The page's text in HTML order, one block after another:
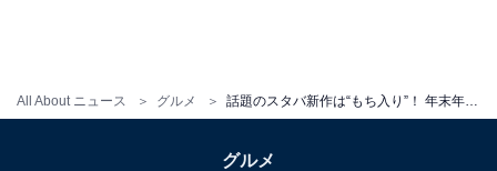
All About ニュース グルメ
のいい香り。抹茶の苦みと甘さを控えめにしている分、
グルメ